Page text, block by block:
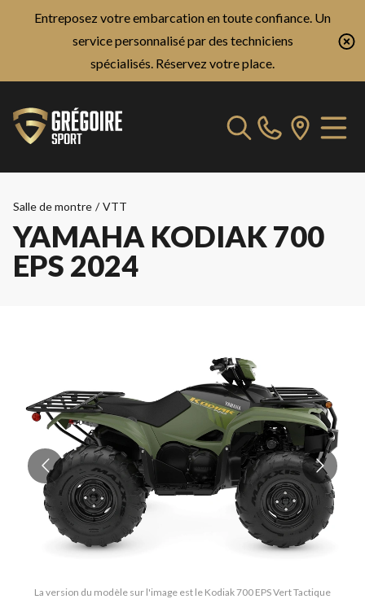
Entreposez votre embarcation en toute confiance. Un
service personnalisé par des techniciens
spécialisés. Réservez votre place.
Salle de montre / VTT
YAMAHA KODIAK 700
EPS 2024
La version du modèle sur l'image est le Kodiak 700 EPS Vert Tactique